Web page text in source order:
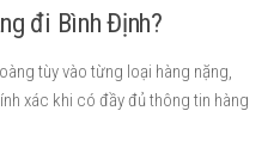
đi Bình Định?
tùy vào từng loại hàng nặng,
xác khi có đầy đủ thông tin hàng